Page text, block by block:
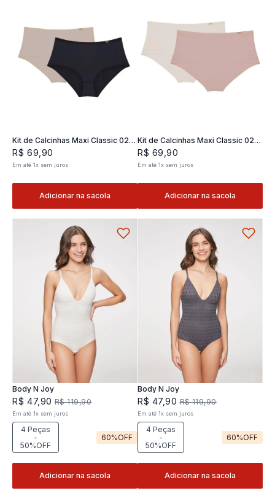
Kit de Calcinhas Maxi Classic 02 -
2 und
R$ 69 90
Em até1x sem juros
Adicionar na sacola
Kit de Calcinhas Maxi Classic 02 -
2 und
R$ 69 ,90
Em até 1x sem juros
Adicionar na sacola
Body N Joy
R$ 47,90 R$ 119,90
Em até1x sem juros
4 Peças
-
50%OFF
60%OFF
Adicionar na sacola
Body N Joy
R$ 47,90 R$ 119,90
Em até 1x sem juros
4 Peças
-
50%OFF
60%OFF
Adicionar na sacola